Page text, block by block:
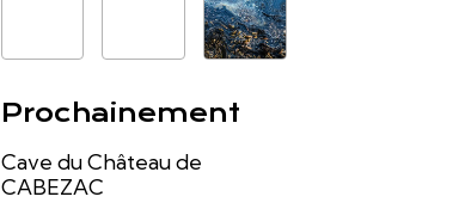
Prochainement
Cave du Château de
CABEZAC